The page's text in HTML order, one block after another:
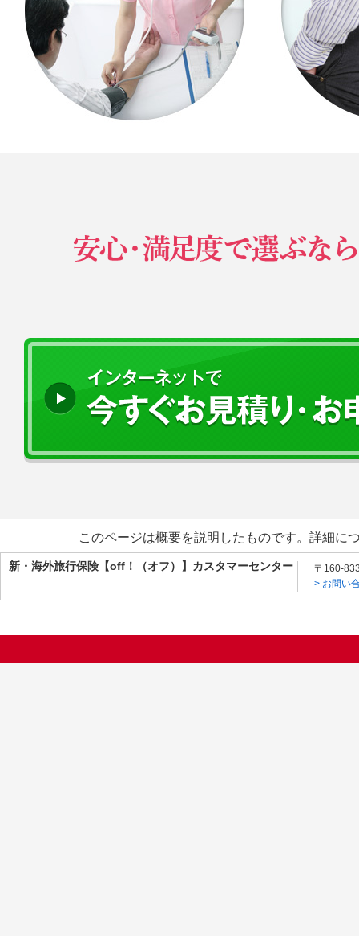
このページは概要を説明したものです。詳細に
新・海外旅行保険【off！（オフ）】カスタマーセンター
〒160-
> お問い